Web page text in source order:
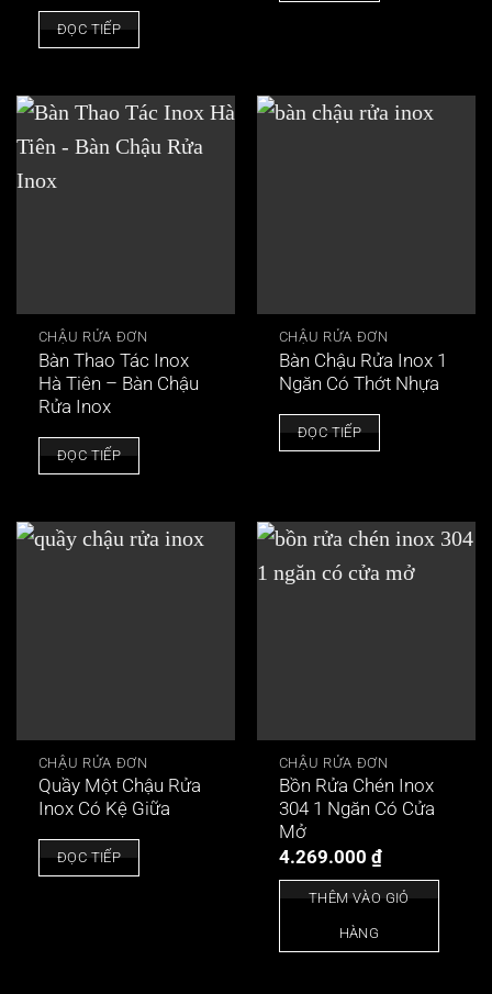
ĐỌC TIẾP
CHẬU RỬA ĐƠN
Bàn Thao Tác Inox
Hà Tiên – Bàn Chậu
Rửa Inox
ĐỌC TIẾP
CHẬU RỬA ĐƠN
Bàn Chậu Rửa Inox 1
Ngăn Có Thớt Nhựa
ĐỌC TIẾP
CHẬU RỬA ĐƠN
Quầy Một Chậu Rửa
Inox Có Kệ Giữa
ĐỌC TIẾP
CHẬU RỬA ĐƠN
Bồn Rửa Chén Inox
304 1 Ngăn Có Cửa
Mở
4.269.000 ₫
THÊM VÀO GIỎ
HÀNG